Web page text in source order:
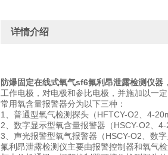
详情介绍
防爆固定在线式氧气sf6氟利昂泄露检测仪器
工作电极，对电极和参比电极，并施加以一
常用氧含量报警器分为以下三种：
1、普通型氧气检测探头（HFTCY-O2、4-
2、数字显示型氧含量报警器（HSCY-O2、
3、声光报警型氧气报警器（HSCY-O2、数
氟利昂泄露检测仪主要由报警控制器和氧气